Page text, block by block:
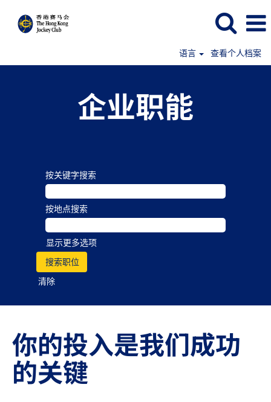
语言 查看个人档案
企业职能
按关键字搜索
按地点搜索
显示更多选项
清除
你的投入是我们成功
的关键